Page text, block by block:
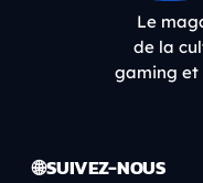
Le
de la
gaming et
🌐 SUIVEZ-NOUS